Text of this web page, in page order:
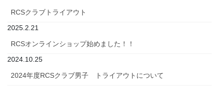
RCSクラブトライアウト
2025.2.21
RCSオンラインショップ始めました！！
2024.10.25
2024年度RCSクラブ男子 トライアウトについて